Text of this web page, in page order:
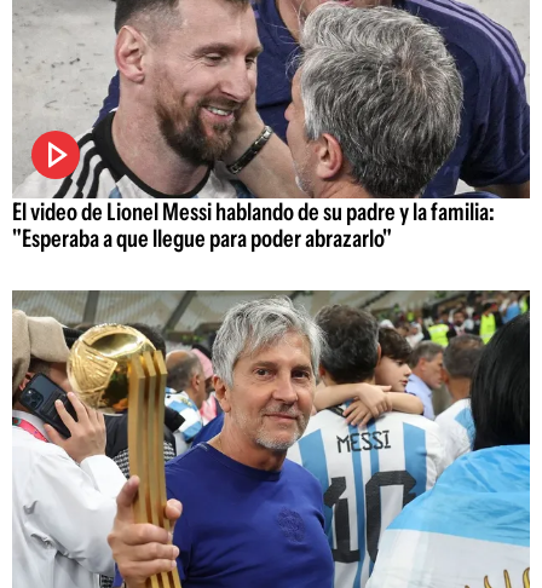
El video de Lionel Messi hablando de su padre y la familia:
"Esperaba a que llegue para poder abrazarlo"